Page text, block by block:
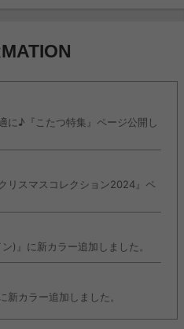
に♪『こたつ特集』ページ公開し
リスマスコレクション2024』ペ
)』に新カラー追加しました。
カラー追加しました。